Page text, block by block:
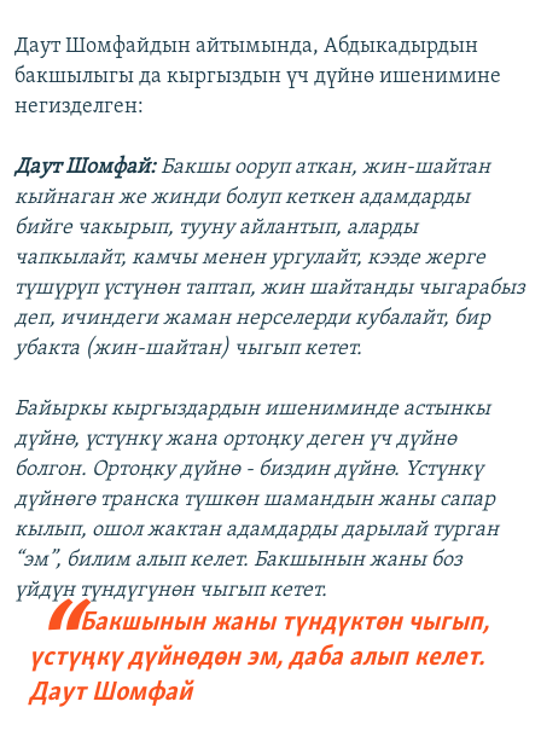
Даут Шомфайдын айтымында, Абдыкадырдын
бакшылыгы да кыргыздын үч дүйнө ишенимине
негизделген:
Даут Шомфай: Бакшы ооруп аткан, жин-шайтан
кыйнаган же жинди болуп кеткен адамдарды
бийге чакырып, тууну айлантып, аларды
чапкылайт, камчы менен ургулайт, кээде жерге
түшүрүп үстүнөн таптап, жин шайтанды чыгарабыз
деп, ичиндеги жаман нерселерди кубалайт, бир
убакта (жин-шайтан) чыгып кетет.
Байыркы кыргыздардын ишениминде астынкы
дүйнө, үстүнкү жана ортоңку деген үч дүйнө
болгон. Ортоңку дүйнө - биздин дүйнө. Үстүнкү
дүйнөгө транска түшкөн шамандын жаны сапар
кылып, ошол жактан адамдарды дарылай турган
“эм”, билим алып келет. Бакшынын жаны боз
үйдүн түндүгүнөн чыгып кетет.
Бакшынын жаны түндүктөн чыгып,
үстүңкү дүйнөдөн эм, даба алып келет.
Даут Шомфай